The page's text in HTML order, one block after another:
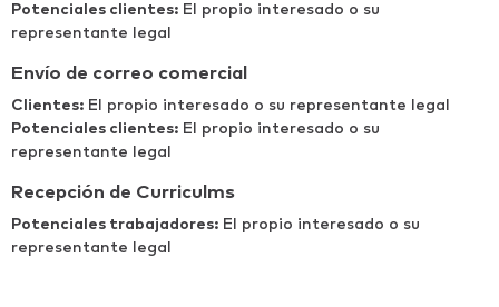
Potenciales clientes: El propio interesado o su
representante legal
Envío de correo comercial
Clientes: El propio interesado o su representante legal
Potenciales clientes: El propio interesado o su
representante legal
Recepción de Curriculms
Potenciales trabajadores: El propio interesado o su
representante legal